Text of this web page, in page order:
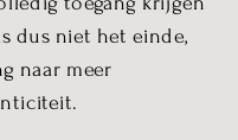
dus niet het einde,
naar meer